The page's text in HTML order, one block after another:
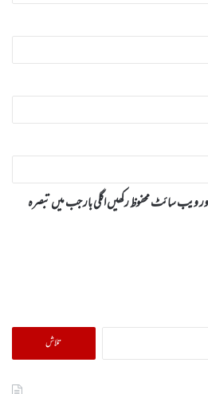
ویب سائٹ محفوظ رکھیں اگلی بار جب میں تبصرہ
تلاش
کریں